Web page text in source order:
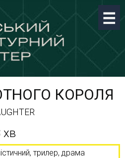
КОРОЛЯ
трилер, драма